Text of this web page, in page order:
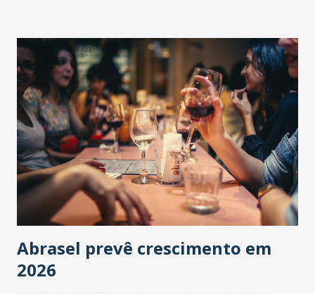
Abrasel prevê crescimento em
2026